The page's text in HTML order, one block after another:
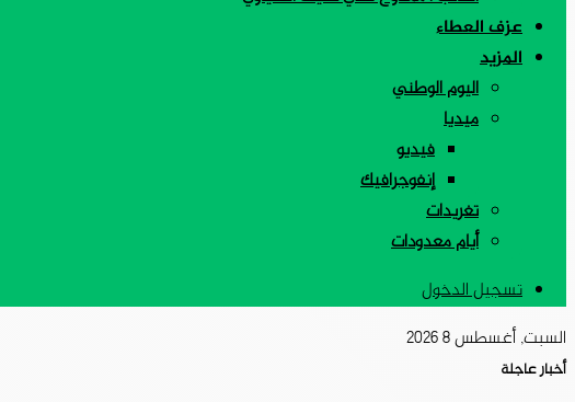
عزف العطاء
المزيد
اليوم الوطني
ميديا
فيديو
إنفوجرافيك
تغريدات
أيام معدودات
تسجيل الدخول
السبت, أغسطس 8 2026
أخبار عاجلة